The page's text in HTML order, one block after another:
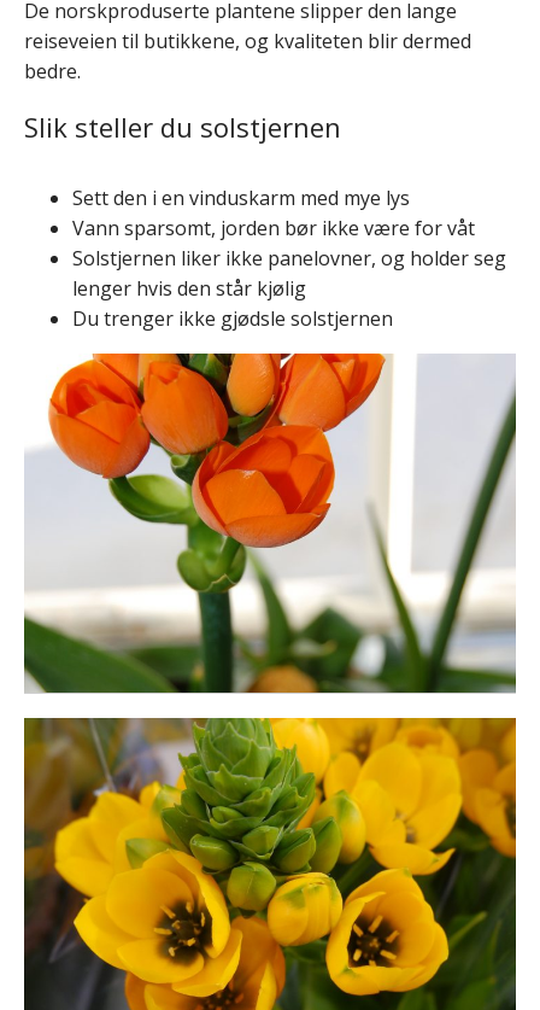
De norskproduserte plantene slipper den lange
reiseveien til butikkene, og kvaliteten blir dermed
bedre.
Slik steller du solstjernen
Sett den i en vinduskarm med mye lys
Vann sparsomt, jorden bør ikke være for våt
Solstjernen liker ikke panelovner, og holder seg
lenger hvis den står kjølig
Du trenger ikke gjødsle solstjernen